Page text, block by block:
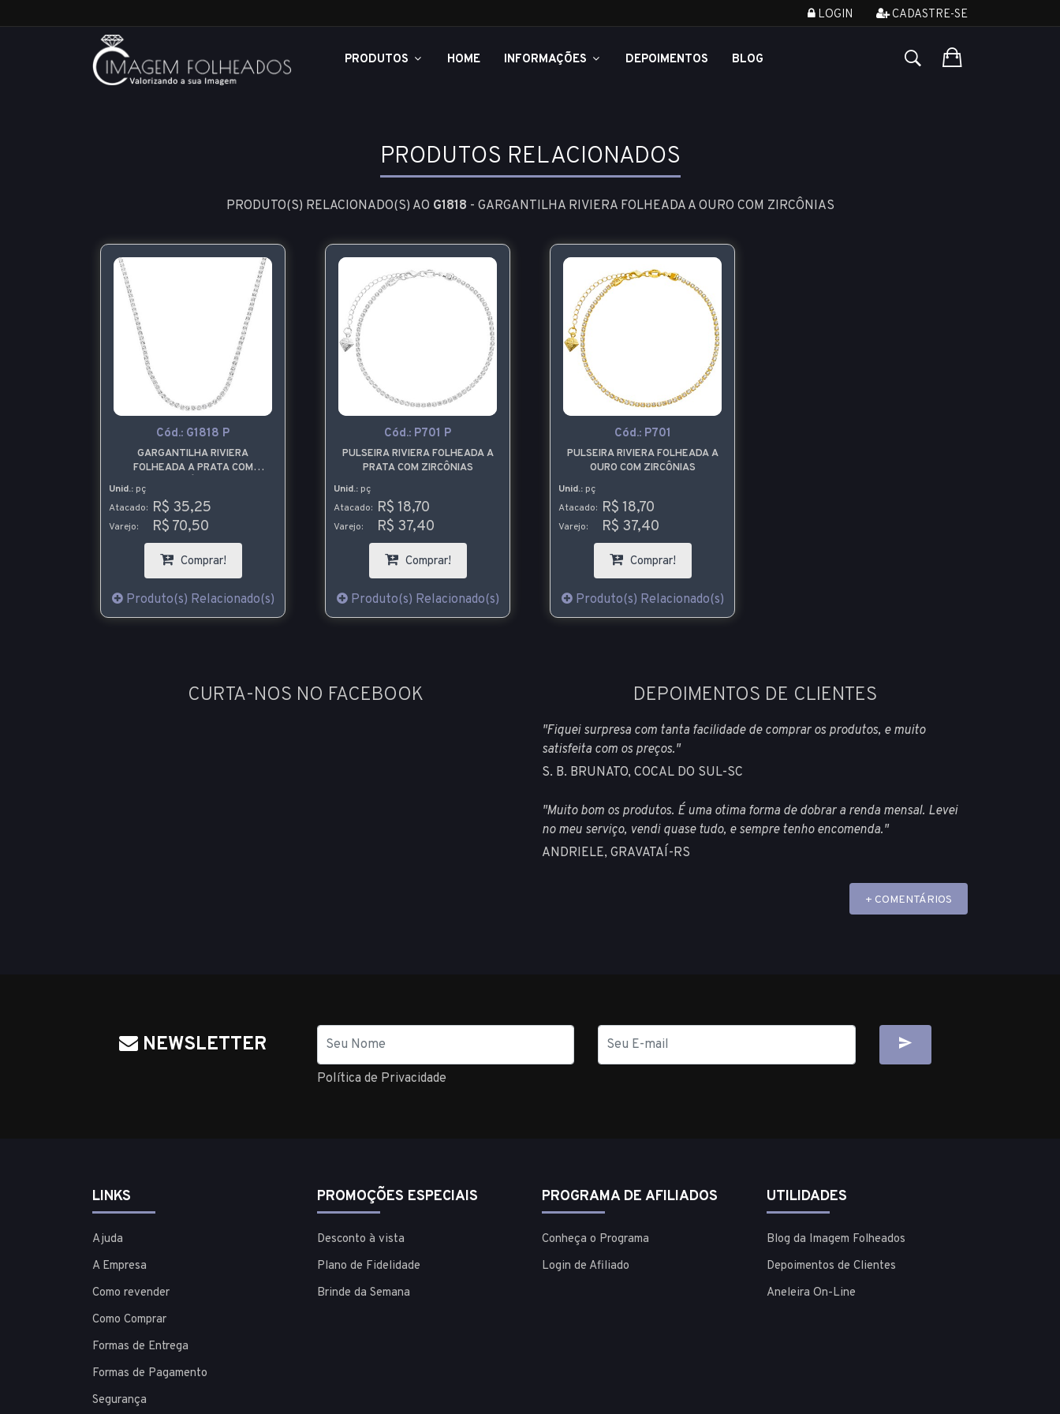
LOGIN CADASTRE-SE
PRODUTOS HOME INFORMAÇÕES DEPOIMENTOS BLOG
PRODUTOS RELACIONADOS
PRODUTO(S) RELACIONADO(S) AO G1818 - GARGANTILHA RIVIERA FOLHEADA A OURO COM ZIRCÔNIAS
Cód.: G1818 P
GARGANTILHA RIVIERA
FOLHEADA A PRATA COM
Unid.: pç
Atacado: R$ 35,25
Varejo: R$ 70,50
Comprar!
Produto(s) Relacionado(s)
Cód.: P701 P
PULSEIRA RIVIERA FOLHEADA A
PRATA COM ZIRCÔNIAS
Unid.: pç
Atacado: R$ 18,70
Varejo: R$ 37,40
Comprar!
Produto(s) Relacionado(s)
Cód.: P701
PULSEIRA RIVIERA FOLHEADA A
OURO COM ZIRCÔNIAS
Unid.: pç
Atacado: R$ 18,70
Varejo: R$ 37,40
Comprar!
Produto(s) Relacionado(s)
CURTA-NOS NO FACEBOOK DEPOIMENTOS DE CLIENTES
"Fiquei surpresa com tanta facilidade de comprar os produtos, e muito
satisfeita com os preços."
S. B. BRUNATO, COCAL DO SUL-SC
"Muito bom os produtos. É uma otima forma de dobrar a renda mensal. Levei
no meu serviço, vendi quase tudo, e sempre tenho encomenda."
ANDRIELE, GRAVATAÍ-RS
+ COMENTÁRIOS
NEWSLETTER Nome
E-
mail
Política de Privacidade
LINKS
Ajuda
A Empresa
Como revender
Como Comprar
Formas de Entrega
Formas de Pagamento
Segurança
PROMOÇÕES ESPECIAIS
Desconto à vista
Plano de Fidelidade
Brinde da Semana
PROGRAMA DE AFILIADOS
Conheça o Programa
Login de Afiliado
UTILIDADES
Blog da Imagem Folheados
Depoimentos de Clientes
Aneleira On-Line